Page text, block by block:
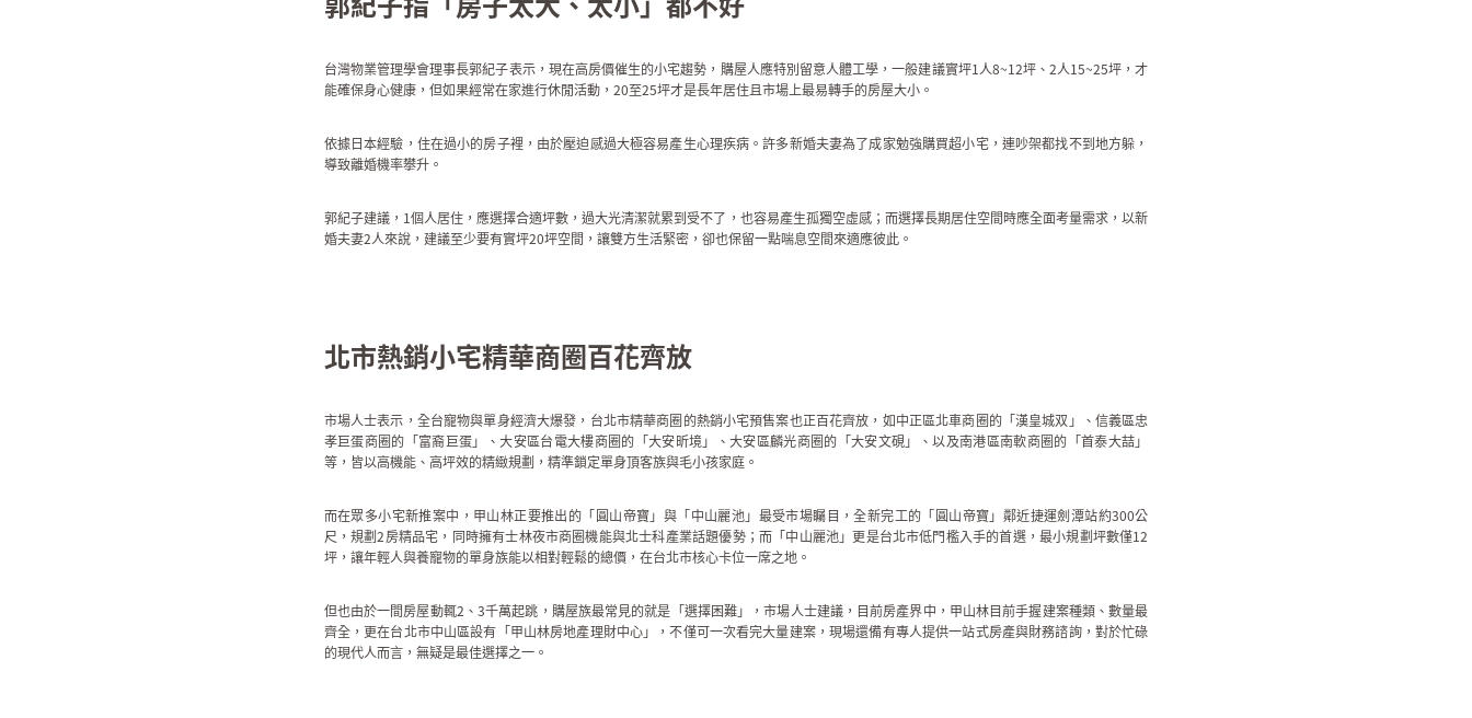
台灣物業管理學會理事長郭紀子表示，現在高房價催生的小宅趨勢，購屋人應特別留意人體工學，一般建議實坪1人8~12坪、2人15~25坪，才
能確保身心健康，但如果經常在家進行休閒活動，20至25坪才是長年居住且市場上最易轉手的房屋大小。
依據日本經驗，住在過小的房子裡，由於壓迫感過大極容易產生心理疾病。許多新婚夫妻為了成家勉強購買超小宅，連吵架都找不到地方躲，
導致離婚機率攀升。
郭紀子建議，1個人居住，應選擇合適坪數，過大光清潔就累到受不了，也容易產生孤獨空虛感；而選擇長期居住空間時應全面考量需求，以新
婚夫妻2人來說，建議至少要有實坪20坪空間，讓雙方生活緊密，卻也保留一點喘息空間來適應彼此。
北市熱銷小宅精華商圈百花齊放
市場人士表示，全台寵物與單身經濟大爆發，台北市精華商圈的熱銷小宅預售案也正百花齊放，如中正區北車商圈的「漢皇城双」、信義區忠
孝巨蛋商圈的「富裔巨蛋」、大安區台電大樓商圈的「大安昕境」、大安區麟光商圈的「大安文硯」、以及南港區南軟商圈的「首泰大喆」
等，皆以高機能、高坪效的精緻規劃，精準鎖定單身頂客族與毛小孩家庭。
而在眾多小宅新推案中，甲山林正要推出的「圓山帝寶」與「中山麗池」最受市場矚目，全新完工的「圓山帝寶」鄰近捷運劍潭站約300公
尺，規劃2房精品宅，同時擁有士林夜市商圈機能與北士科產業話題優勢；而「中山麗池」更是台北市低門檻入手的首選，最小規劃坪數僅12
坪，讓年輕人與養寵物的單身族能以相對輕鬆的總價，在台北市核心卡位一席之地。
但也由於一間房屋動輒2、3千萬起跳，購屋族最常見的就是「選擇困難」，市場人士建議，目前房產界中，甲山林目前手握建案種類、數量最
齊全，更在台北市中山區設有「甲山林房地產理財中心」，不僅可一次看完大量建案，現場還備有專人提供一站式房產與財務諮詢，對於忙碌
的現代人而言，無疑是最佳選擇之一。